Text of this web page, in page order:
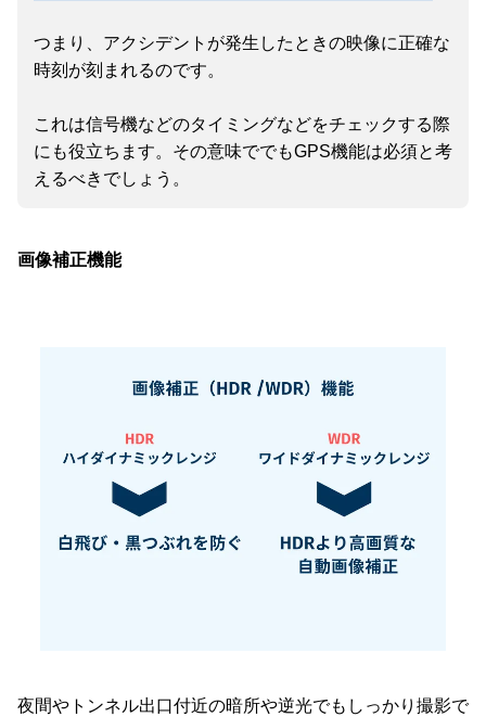
つまり、アクシデントが発生したときの映像に正確な
時刻が刻まれるのです。
これは信号機などのタイミングなどをチェックする際
にも役立ちます。その意味ででもGPS機能は必須と考
えるべきでしょう。
画像補正機能
夜間やトンネル出口付近の暗所や逆光でもしっかり撮影で